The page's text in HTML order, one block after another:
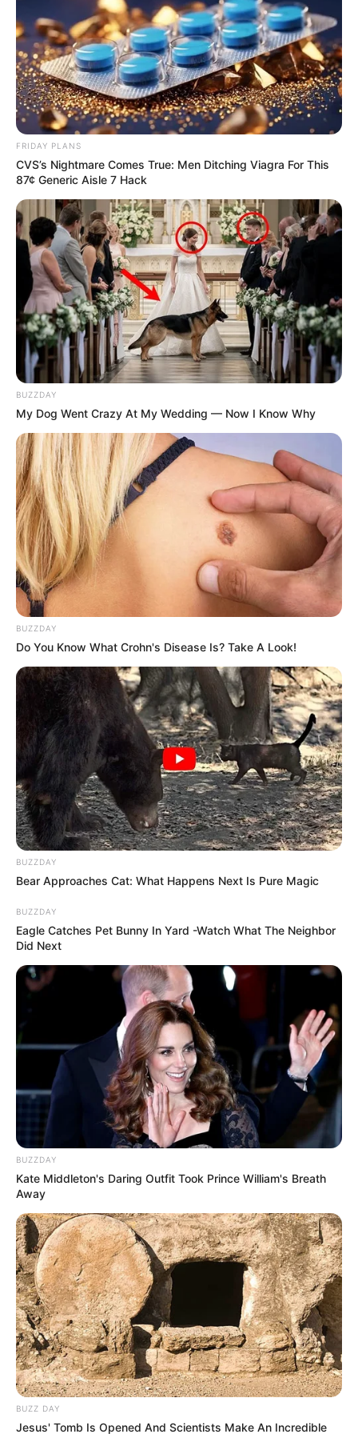
πρέπει να τσεκάρετε το κουτί που σας ζητάει να
διατηρήσει τα στοιχεία σας)…ΕΑΝ ΚΑΠΟΙΟΙ ΔΕΝ
ΘΕΛΕΤΕ ΝΑ ΔΩΣΕΤΕ ΣΤΟΙΧΕΙΑ ΤΗΣ ΚΑΡΤΑΣ
ΣΑΣ ΣΤΟ ΔΙΑΔΙΚΤΥΟ, Η ΑΠΛΑ ΔΕΝ ΤΑ
ΚΑΤΑΦΕΡΝΕΤΕ ΜΕ ΑΥΤΑ, ΜΠΟΡΕΙΤΕ ΝΑ ΜΟΥ
ΚΑΤΑΘΕΣΕΤΕ ΣΕ ΛΟΓΑΡΙΑΣΜΟ ΣΤΗΝ ΕΘΝΙΚΗ
ΜΕ IBAN GR9501104880000048834149733
(ΣΤΟ ΟΝΟΜΑ ΕΥΤΥΧΙΑ ΝΙΚΑ) ΓΡΑΦΟΝΤΑΣ ΩΣ
ΔΙΚΑΙΟΛΟΓΙΑ “ΔΩΡΕΑ” ΚΑΙ ΑΝ ΘΕΛΕΤΕ ΚΑΙ ΤΟ
ΟΝΟΜΑ ΣΑΣ ΓΙΑ ΝΑ ΜΠΟΡΩ ΝΑ ΞΕΡΩ ΠΟΙΟΙ ΜΕ
ΒΟΗΘΑΤΕ
ΥΠΟΣΤΗΡΙΞΤΕ ΤΟΝ ΑΓΩΝΑ ΜΑΣ
Επισκεφτείτετο κανάλι μου στο youtubeαν
ψάχνετε πραγματικά να βρείτε την αλήθεια… Η
κυρίαρχα ΜΜΕ… Υποστηρίξτε αυτόν τον αγώνα με
την εγγραφή, τα κόσμια σχόλια και τα λάικ σας…
FACEBOOK ΑΡΈΣΕΙ
YOUTUBE ΕΓΓΡΑΦΕΊΤΕ
EMAIL ΑΚΟΛΟΥΘΉΣΤΕ
FRIDAY PLANS
CVS’s Nightmare Comes True: Men Ditching Viagra For This
87¢ Generic Aisle 7 Hack
BUZZDAY
My Dog Went Crazy At My Wedding — Now I Know Why
BUZZDAY
Do You Know What Crohn's Disease Is? Take A Look!
BUZZDAY
Bear Approaches Cat: What Happens Next Is Pure Magic
BUZZDAY
Eagle Catches Pet Bunny In Yard -Watch What The Neighbor
Did Next
BUZZDAY
Kate Middleton's Daring Outfit Took Prince William's Breath
Away
BUZZ DAY
Jesus' Tomb Is Opened And Scientists Make An Incredible